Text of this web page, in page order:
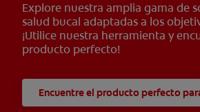
Explore nuestra amplia gama de
salud bucal adaptadas a los
¡Utilice nuestra herramienta y
producto perfecto!
Encuentre el producto perfecto